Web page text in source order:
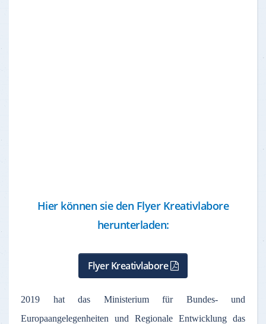
Hier können sie den Flyer Kreativlabore
herunterladen:
Flyer Kreativlabore
2019 hat das Ministerium für Bundes- und
Europaangelegenheiten und Regionale Entwicklung das